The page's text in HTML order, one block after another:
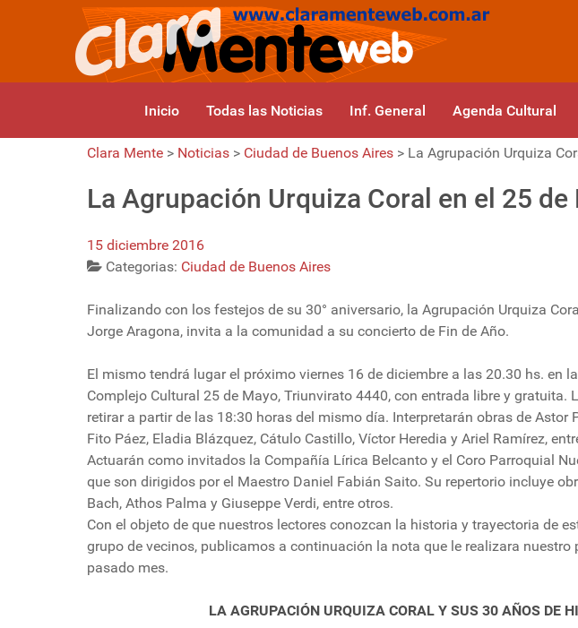
Inicio Todas las Noticias Inf. General Agenda Cultural
Clara Mente > Noticias > Ciudad de Buenos Aires > La Agrupación Urquiza
La Agrupación Urquiza Coral en el 25 de
15 diciembre 2016
Categorias: Ciudad de Buenos Aires
Finalizando con los festejos de su 30° aniversario, la Agrupación Urquiza
Jorge Aragona, invita a la comunidad a su concierto de Fin de Año.
El mismo tendrá lugar el próximo viernes 16 de diciembre a las 20.30 hs. en
Complejo Cultural 25 de Mayo, Triunvirato 4440, con entrada libre y gratuita.
retirar a partir de las 18:30 horas del mismo día. Interpretarán obras de Astor
Fito Páez, Eladia Blázquez, Cátulo Castillo, Víctor Heredia y Ariel Ramírez,
Actuarán como invitados la Compañía Lírica Belcanto y el Coro Parroquial
que son dirigidos por el Maestro Daniel Fabián Saito. Su repertorio incluye
Bach, Athos Palma y Giuseppe Verdi, entre otros.
Con el objeto de que nuestros lectores conozcan la historia y trayectoria de
grupo de vecinos, publicamos a continuación la nota que le realizara nuestro
pasado mes.
LA AGRUPACIÓN URQUIZA CORAL Y SUS 30 AÑOS DE